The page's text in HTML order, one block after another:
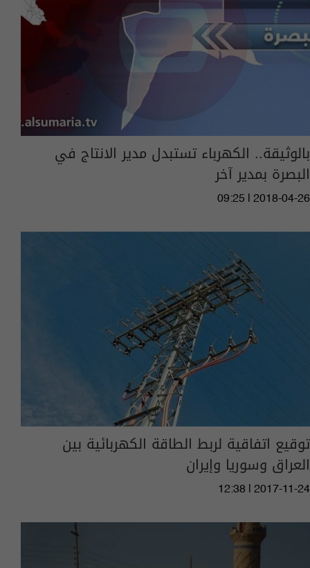
بالوثيقة.. الكهرباء تستبدل مدير الانتاج في
البصرة بمدير آخر
09:25 | 2018-04-26
توقيع اتفاقية لربط الطاقة الكهربائية بين
العراق وسوريا وإيران
12:38 | 2017-11-24